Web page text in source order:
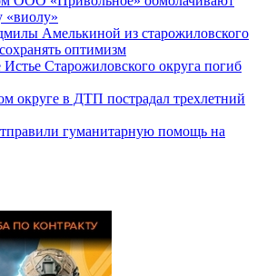
Амелькиной из старожиловского
оптимизм
Старожиловского округа погиб
округе в ДТП пострадал трехлетний
гуманитарную помощь на